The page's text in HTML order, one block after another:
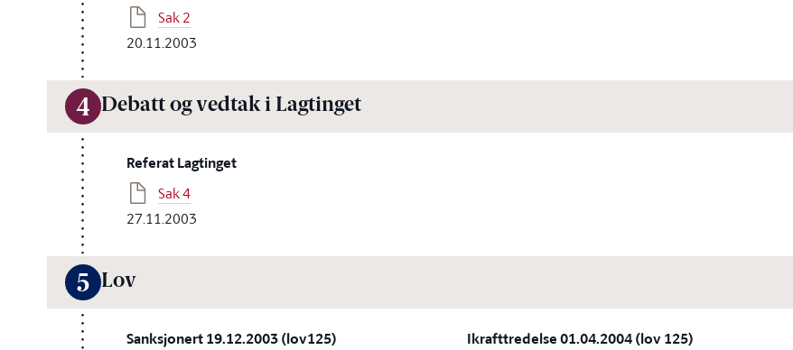
Sak 2
20.11.2003
4 Debatt og vedtak i Lagtinget
Referat Lagtinget
Sak 4
27.11.2003
5 Lov
Sanksjonert 19.12.2003 (lov125) Ikrafttredelse 01.04.2004 (lov 125)